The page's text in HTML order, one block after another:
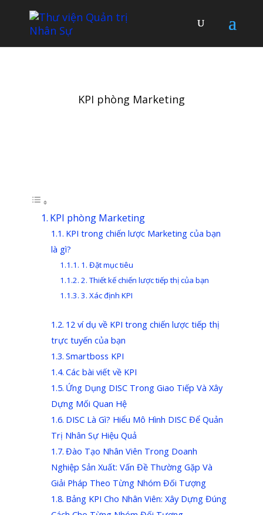
KPI phòng Marketing
KPI phòng Marketing
KPI trong chiến lược Marketing của bạn
là gì?
1. Đặt mục tiêu
2. Thiết kế chiến lược tiếp thị của bạn
3. Xác định KPI
12 ví dụ về KPI trong chiến lược tiếp thị
trực tuyến của bạn
Smartboss KPI
Các bài viết về KPI
Ứng Dụng DISC Trong Giao Tiếp Và Xây
Dựng Mối Quan Hệ
DISC Là Gì? Hiểu Mô Hình DISC Để Quản
Trị Nhân Sự Hiệu Quả
Đào Tạo Nhân Viên Trong Doanh
Nghiệp Sản Xuất: Vấn Đề Thường Gặp Và
Giải Pháp Theo Từng Nhóm Đối Tượng
Bảng KPI Cho Nhân Viên: Xây Dựng Đúng